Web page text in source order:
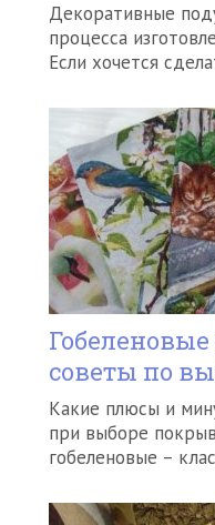
Декоративные
процесса
Если хочется
советы по
Какие плюсы и
при выборе
гобеленовые –